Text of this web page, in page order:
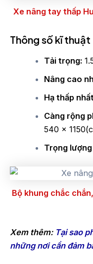
Xe nâng tay thấp
Thông số kĩ thuật
Tải trọng:
Nâng cao
Hạ thấp
Càng rộng
540 x
Trọng lượng
Bộ khung chắc
Xem thêm: Tại sao
những nơi cần đảm